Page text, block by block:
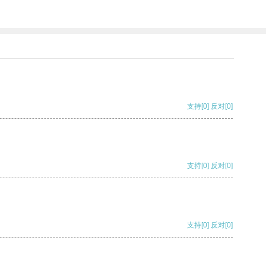
支持[0] 反对[0]
支持[0] 反对[0]
支持[0] 反对[0]